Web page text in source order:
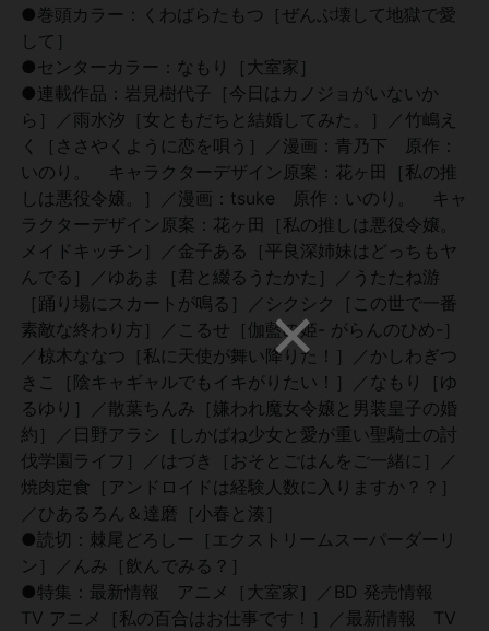
●巻頭カラー：くわばらたもつ［ぜんぶ壊して地獄で愛
して］
●センターカラー：なもり［大室家］
●連載作品：岩見樹代子［今日はカノジョがいないか
ら］／雨水汐［女ともだちと結婚してみた。］／竹嶋え
く［ささやくように恋を唄う］／漫画：青乃下 原作：
いのり。 キャラクターデザイン原案：花ヶ田［私の推
しは悪役令嬢。］／漫画：tsuke 原作：いのり。 キャ
ラクターデザイン原案：花ヶ田［私の推しは悪役令嬢。
メイドキッチン］／金子ある［平良深姉妹はどっちもヤ
んでる］／ゆあま［君と綴るうたかた］／うたたね游
［踊り場にスカートが鳴る］／シクシク［この世で一番
素敵な終わり方］／こるせ［伽藍の姫- がらんのひめ-］
／椋木ななつ［私に天使が舞い降りた！］／かしわぎつ
きこ［陰キャギャルでもイキがりたい！］／なもり［ゆ
るゆり］／散葉ちんみ［嫌われ魔女令嬢と男装皇子の婚
約］／日野アラシ［しかばね少女と愛が重い聖騎士の討
伐学園ライフ］／はづき［おそとごはんをご一緒に］／
焼肉定食［アンドロイドは経験人数に入りますか？？］
／ひあるろん＆達磨［小春と湊］
●読切：棘尾どろしー［エクストリームスーパーダーリ
ン］／んみ［飲んでみる？］
●特集：最新情報 アニメ［大室家］／BD 発売情報
TV アニメ［私の百合はお仕事です！］／最新情報 TV